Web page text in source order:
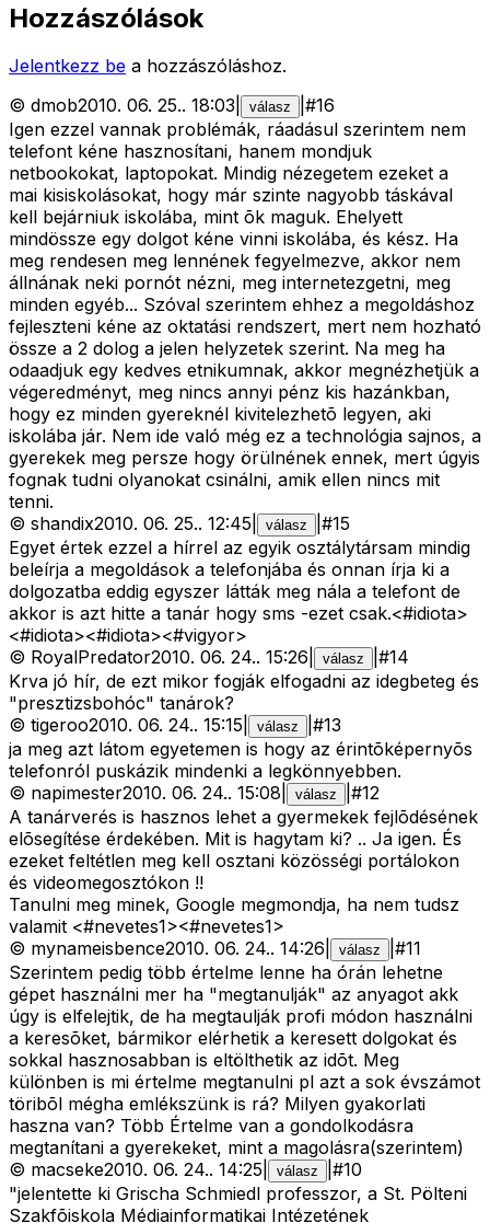
Hozzászólások
Jelentkezz be a hozzászóláshoz.
© dmob2010. 06. 25.. 18:03 válasz #16
Igen ezzel vannak problémák, ráadásul szerintem nem
telefont kéne hasznosítani, hanem mondjuk
netbookokat, laptopokat. Mindig nézegetem ezeket a
mai kisiskolásokat, hogy már szinte nagyobb táskával
kell bejárniuk iskolába, mint õk maguk. Ehelyett
mindössze egy dolgot kéne vinni iskolába, és kész. Ha
meg rendesen meg lennének fegyelmezve, akkor nem
állnának neki pornót nézni, meg internetezgetni, meg
minden egyéb... Szóval szerintem ehhez a megoldáshoz
fejleszteni kéne az oktatási rendszert, mert nem hozható
össze a 2 dolog a jelen helyzetek szerint. Na meg ha
odaadjuk egy kedves etnikumnak, akkor megnézhetjük a
végeredményt, meg nincs annyi pénz kis hazánkban,
hogy ez minden gyereknél kivitelezhetõ legyen, aki
iskolába jár. Nem ide való még ez a technológia sajnos, a
gyerekek meg persze hogy örülnének ennek, mert úgyis
fognak tudni olyanokat csinálni, amik ellen nincs mit
tenni.
© shandix2010. 06. 25.. 12:45 válasz #15
Egyet értek ezzel a hírrel az egyik osztálytársam mindig
beleírja a megoldások a telefonjába és onnan írja ki a
dolgozatba eddig egyszer látták meg nála a telefont de
akkor is azt hitte a tanár hogy sms -ezet csak.<#idiota>
<#idiota><#idiota><#vigyor>
© RoyalPredator2010. 06. 24.. 15:26 válasz #14
Krva jó hír, de ezt mikor fogják elfogadni az idegbeteg és
"presztizsbohóc" tanárok?
© tigeroo2010. 06. 24.. 15:15 válasz #13
ja meg azt látom egyetemen is hogy az érintõképernyõs
telefonról puskázik mindenki a legkönnyebben.
© napimester2010. 06. 24.. 15:08 válasz #12
A tanárverés is hasznos lehet a gyermekek fejlõdésének
elõsegítése érdekében. Mit is hagytam ki? .. Ja igen. És
ezeket feltétlen meg kell osztani közösségi portálokon
és videomegosztókon !!
Tanulni meg minek, Google megmondja, ha nem tudsz
valamit <#nevetes1><#nevetes1>
© mynameisbence2010. 06. 24.. 14:26 válasz #11
Szerintem pedig több értelme lenne ha órán lehetne
gépet használni mer ha "megtanulják" az anyagot akk
úgy is elfelejtik, de ha megtaulják profi módon használni
a keresõket, bármikor elérhetik a keresett dolgokat és
sokkal hasznosabban is eltölthetik az idõt. Meg
különben is mi értelme megtanulni pl azt a sok évszámot
töribõl mégha emlékszünk is rá? Milyen gyakorlati
haszna van? Több Értelme van a gondolkodásra
megtanítani a gyerekeket, mint a magolásra(szerintem)
© macseke2010. 06. 24.. 14:25 válasz #10
"jelentette ki Grischa Schmiedl professzor, a St. Pölteni
Szakfõiskola Médiainformatikai Intézetének